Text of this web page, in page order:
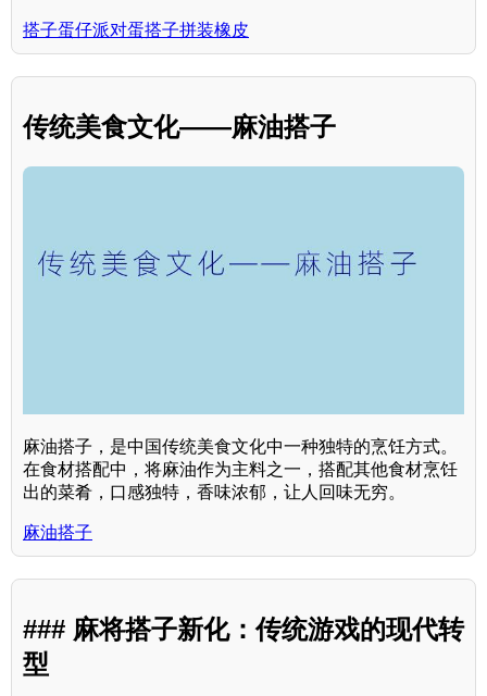
搭子蛋仔派对蛋搭子拼装橡皮
传统美食文化——麻油搭子
麻油搭子，是中国传统美食文化中一种独特的烹饪方式。
在食材搭配中，将麻油作为主料之一，搭配其他食材烹饪
出的菜肴，口感独特，香味浓郁，让人回味无穷。
麻油搭子
### 麻将搭子新化：传统游戏的现代转
型